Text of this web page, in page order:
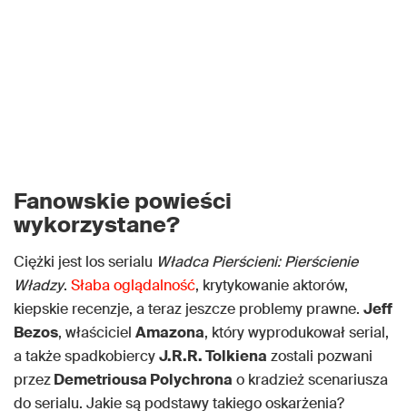
Fanowskie powieści
wykorzystane?
Ciężki jest los serialu Władca Pierścieni: Pierścienie
Władzy. Słaba oglądalność, krytykowanie aktorów,
kiepskie recenzje, a teraz jeszcze problemy prawne. Jeff
Bezos, właściciel Amazona, który wyprodukował serial,
a także spadkobiercyJ.R.R. Tolkiena zostali pozwani
przezDemetriousa Polychrona o kradzież scenariusza
do serialu. Jakie są podstawy takiego oskarżenia?